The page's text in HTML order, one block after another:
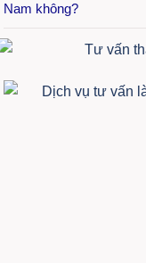
Nam không?